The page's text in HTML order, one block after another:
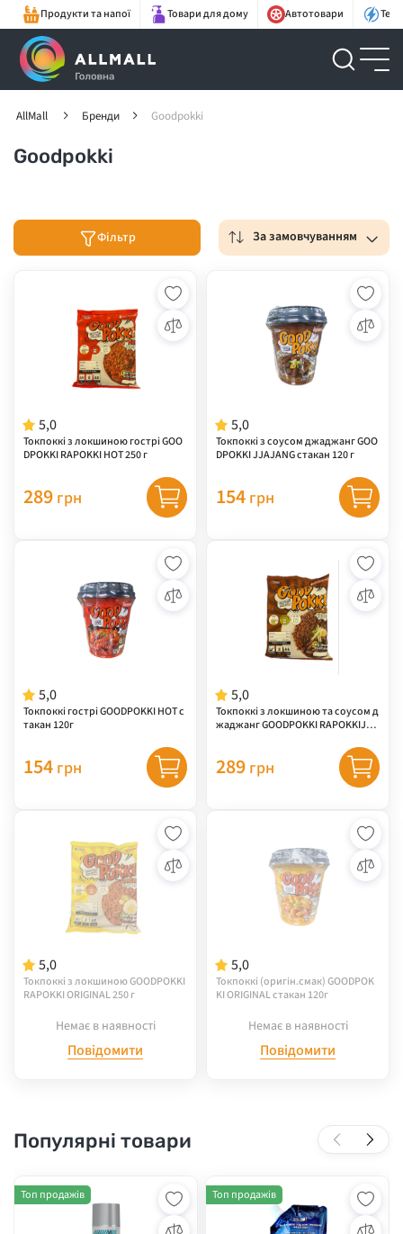
Продукти та напої Товари для дому Автотовари
AllMall Бренди Goodpokki
Goodpokki
Фільтр За замовчуванням
5,0
Токпоккі з локшиною гострі GOO
DPOKKI RAPOKKI HOT 250 г
289 грн
5,0
Токпоккі з соусом джаджанг GOO
DPOKKI JJAJANG стакан 120 г
154 грн
5,0
Токпоккі гострі GOODPOKKI HOT с
такан 120г
154 грн
5,0
Токпоккі з локшиною та соусом д
жаджанг GOODPOKKI RAPOKKIJAJ
289 грн
5,0
Токпоккі з локшиною GOODPOKKI
RAPOKKI ORIGINAL 250 г
Немає в наявності
Повідомити
5,0
Токпоккі (оригін.смак) GOODPOK
KI ORIGINAL стакан 120г
Немає в наявності
Повідомити
Популярні товари
Топ продажів Топ продажів